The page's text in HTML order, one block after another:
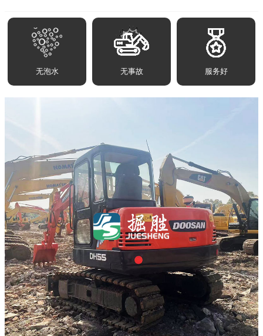
无泡水 无事故 服务好